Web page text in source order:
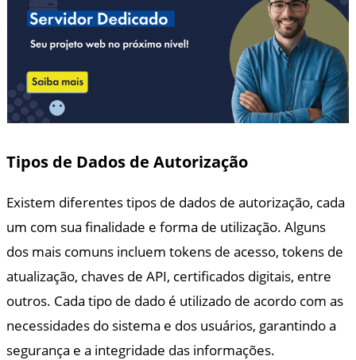
Tipos de Dados de Autorização
Existem diferentes tipos de dados de autorização, cada
um com sua finalidade e forma de utilização. Alguns
dos mais comuns incluem tokens de acesso, tokens de
atualização, chaves de API, certificados digitais, entre
outros. Cada tipo de dado é utilizado de acordo com as
necessidades do sistema e dos usuários, garantindo a
segurança e a integridade das informações.